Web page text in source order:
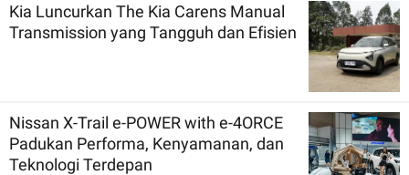
Kia Luncurkan The Kia Carens Manual
Transmission yang Tangguh dan Efisien
Nissan X-Trail e-POWER with e-4ORCE
Padukan Performa, Kenyamanan, dan
Teknologi Terdepan